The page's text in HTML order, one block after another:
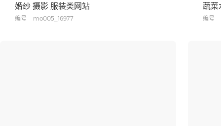
婚纱 摄影 服装类网站
编号 mo005_16977
蔬菜
编号